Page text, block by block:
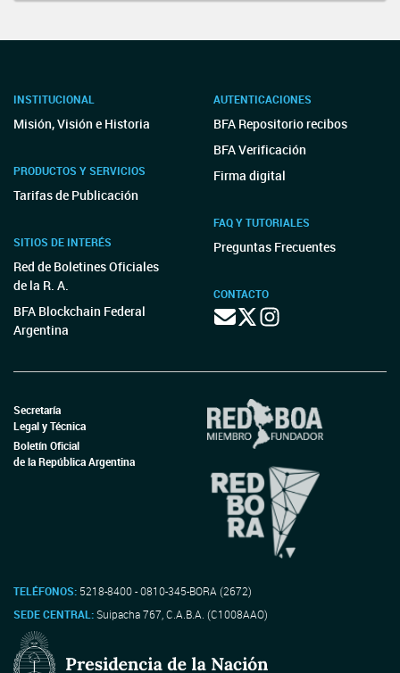
INSTITUCIONAL
Misión, Visión e Historia
PRODUCTOS Y SERVICIOS
Tarifas de Publicación
SITIOS DE INTERÉS
Red de Boletines Oficiales
de la R. A.
BFA Blockchain Federal
Argentina
AUTENTICACIONES
BFA Repositorio recibos
BFA Verificación
Firma digital
FAQ Y TUTORIALES
Preguntas Frecuentes
CONTACTO
Secretaría
Legal y Técnica
Boletín Oficial
de la República Argentina
TELÉFONOS: 5218-8400 - 0810-345-BORA (2672)
SEDE CENTRAL:Suipacha 767, C.A.B.A. (C1008AAO)